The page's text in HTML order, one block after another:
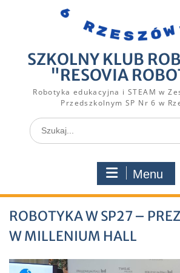
SZKOLNY KLUB
"RESOVIA
Robotyka edukacyjna i STEAM w
Przedszkolnym SP Nr 6 w
Search
for:
Menu
ROBOTYKA W SP27 –
W MILLENIUM HALL